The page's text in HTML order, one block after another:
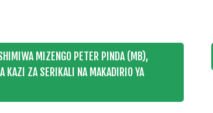
MIZENGO PETER PINDA (MB),
KAZI ZA SERIKALI NA MAKADIRIO YA